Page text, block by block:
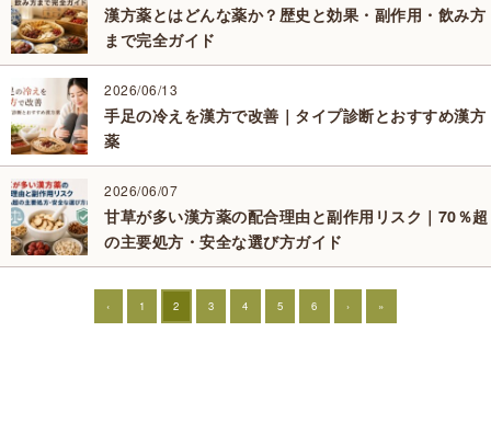
漢方薬とはどんな薬か？歴史と効果・副作用・飲み方
まで完全ガイド
2026/06/13
手足の冷えを漢方で改善｜タイプ診断とおすすめ漢方
薬
2026/06/07
甘草が多い漢方薬の配合理由と副作用リスク｜70％超
の主要処方・安全な選び方ガイド
‹ 1 2 3 4 5 6 › »